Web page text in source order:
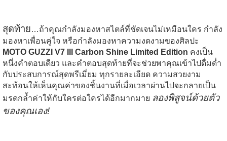
สุดท้าย…ถ้าคุณกำลังมองหาสไตล์ที่ชัดเจนไม่เหมือนใคร กำลัง
มองหาเพื่อนคู่ใจ หรือกำลังมองหาความงดงามของศิลปะ
MOTO GUZZI V7 III Carbon Shine Limited Edition คงเป็น
หนึ่งคำตอบเดียว และคำตอบสุดท้ายที่จะช่วยพาคุณเข้าไปดื่มด่ำ
กับประสบการณ์สุดพรีเมี่ยม ทุกรายละเอียด ความสวยงาม
สะท้อนให้เห็นคุณค่าของชิ้นงานที่เมื่อเวลาผ่านไปจะกลายเป็น
มรดกล้ำค่าให้กับใครต่อใครได้อีกมากมาย ลองพิสูจน์ด้วยตัว
ของคุณเอง!